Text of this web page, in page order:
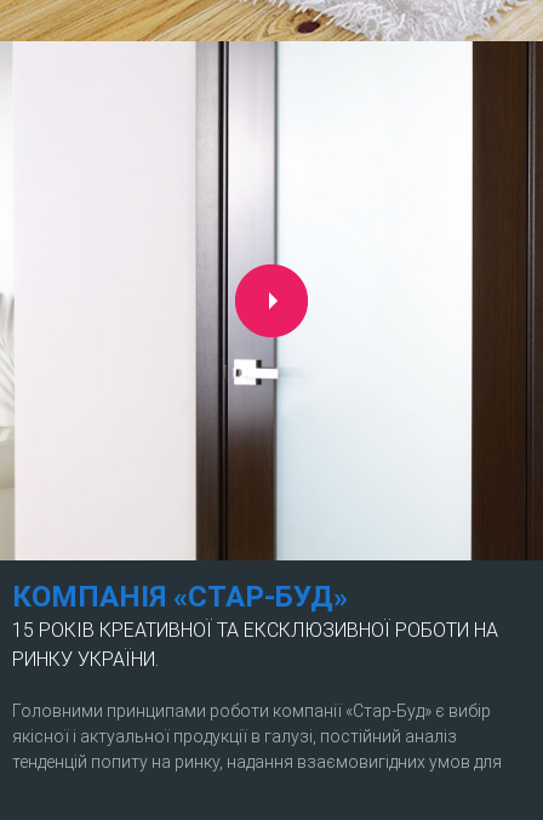
КОМПАНІЯ «СТАР-БУД»
15 РОКІВ КРЕАТИВНОЇ ТА ЕКСКЛЮЗИВНОЇ РОБОТИ НА
РИНКУ УКРАЇНИ.
Головними принципами роботи компанії «Стар-Буд» є вибір
якісної і актуальної продукції в галузі, постійний аналіз
тенденцій попиту на ринку, надання взаємовигідних умов для